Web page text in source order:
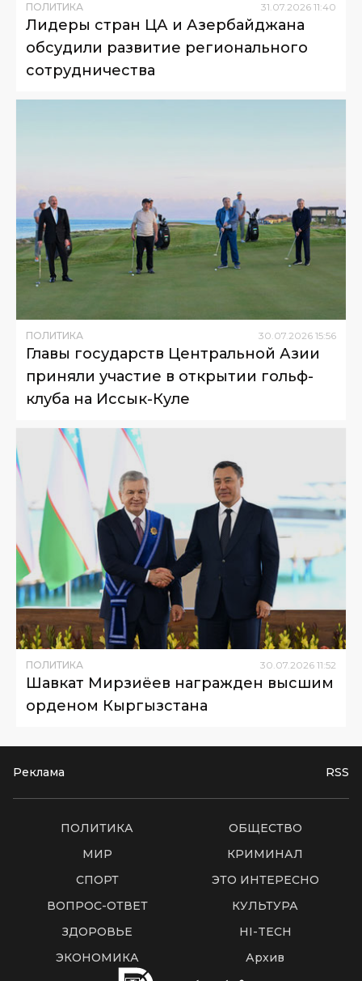
ПОЛИТИКА 31.07.2026 11:40
Лидеры стран ЦА и Азербайджана
обсудили развитие регионального
сотрудничества
ПОЛИТИКА 30.07.2026 15:56
Главы государств Центральной Азии
приняли участие в открытии гольф-
клуба на Иссык-Куле
ПОЛИТИКА 30 07 2026 11:52
Шавкат Мирзиёев награжден высшим
орденом Кыргызстана
Реклама RSS
ПОЛИТИКА
ОБЩЕСТВО
МИР
КРИМИНАЛ
СПОРТ
ЭТО ИНТЕРЕСНО
ВОПРОС-ОТВЕТ
КУЛЬТУРА
ЗДОРОВЬЕ
HI-TECH
ЭКОНОМИКА
Архив